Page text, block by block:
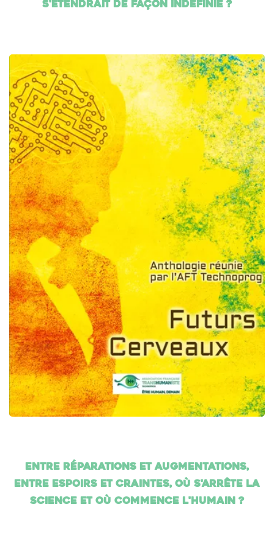
s'étendrait de façon indéfinie ?
Entre réparations et augmentations,
entre espoirs et craintes, où s'arrête la
science et où commence l'humain ?